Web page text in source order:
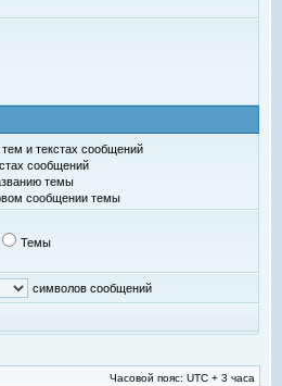
и текстах сообщений
сообщений
темы
сообщении темы
Темы
символов сообщений
Часовой пояс: UTC + 3 часа